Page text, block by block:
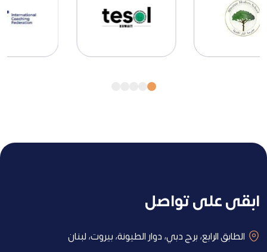
ابقى على تواصل
الطابق الرابع، برج دبي، دوار الطيونة، بيروت، لبنان